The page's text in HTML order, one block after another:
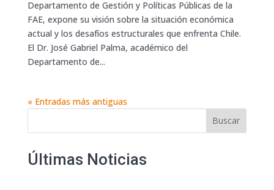
Departamento de Gestión y Políticas Públicas de la
FAE, expone su visión sobre la situación económica
actual y los desafíos estructurales que enfrenta Chile.
El Dr. José Gabriel Palma, académico del
Departamento de...
« Entradas más antiguas
Buscar
Últimas Noticias